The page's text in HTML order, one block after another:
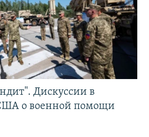
Дискуссии в
о военной помощи